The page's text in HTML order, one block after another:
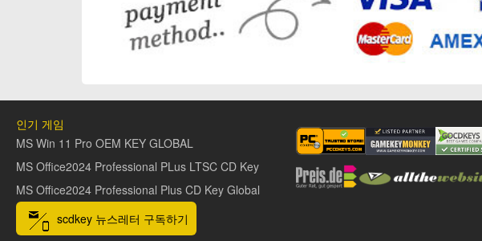
인기 게임
MS Win 11 Pro OEM KEY GLOBAL
MS Office2024 Professional PLus LTSC CD Key
MS Office2024 Professional Plus CD Key Global
scdkey 뉴스레터 구독하기